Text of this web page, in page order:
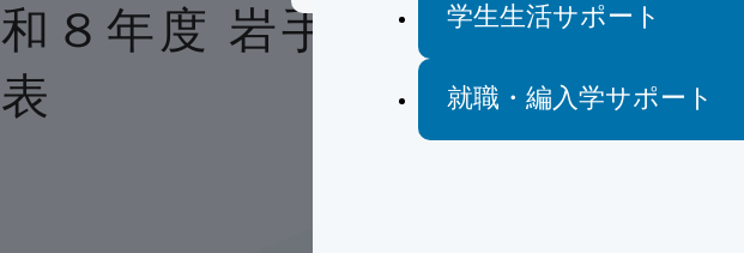
企業・一般の方
サイト内検索
学生生活サポート
就職・編入学サポート
８年度 岩手県立大学宮古短